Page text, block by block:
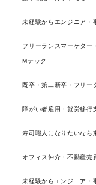
未経験からエンジニア・
フリーランスマーケター
Mテック
既卒・第二新卒・フリー
障がい者雇用・就労移行
寿司職人になりたいなら
オフィス仲介・不動産売
未経験からエンジニア・